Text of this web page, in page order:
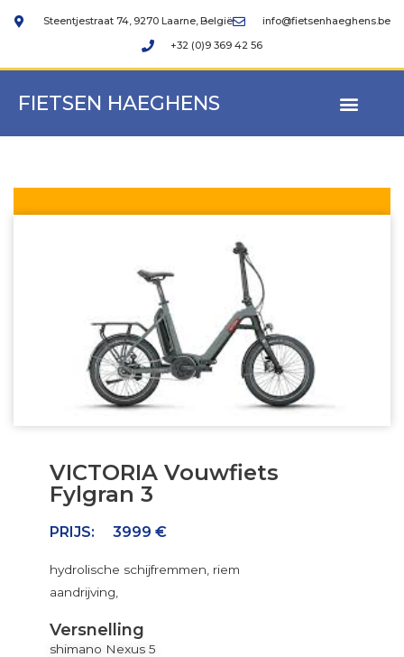
Steentjestraat 74, 9270 Laarne, België
info@fietsenhaeghens.be
+32 (0)9 369 42 56
FIETSEN HAEGHENS
VICTORIA Vouwfiets
Fylgran 3
PRIJS: 3999 €
hydrolische schijfremmen, riem
aandrijving,
Versnelling
shimano Nexus 5